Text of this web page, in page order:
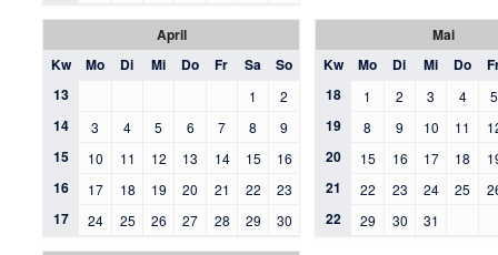
April
Kw
Mo Di Mi Do Fr Sa
So
13
1 2
14 3 4 5 6 7 8 9
15 10 11 12 13 14 15 16
16 17 18 19 20 21 22 23
17 24 25 26 27 28 29 30
Mai
Kw
Mo Di Mi Do
18
1 2 3 4 5
19 8 9 10 11
20 15 16 17 18
21 22 23 24 25
22 29 30 31